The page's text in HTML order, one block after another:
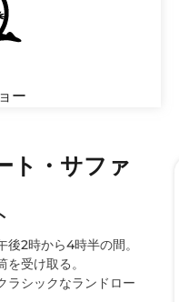
ー
ト・サファ
後2時から4時半の間。
受け取る。
ラシックなランドロー